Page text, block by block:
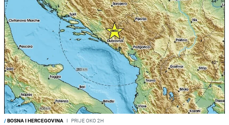
/BOSNA I HERCEGOVINA I PRIJE OKO 2H